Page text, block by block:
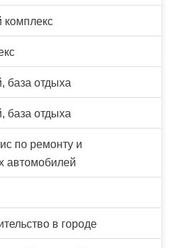
комплекс
база отдыха
база отдыха
по ремонту и
автомобилей
в городе